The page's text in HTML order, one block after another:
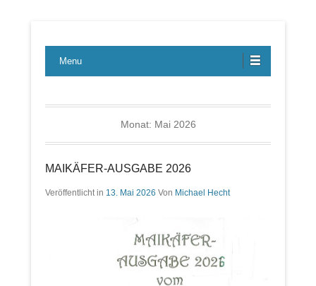
LBE-Express
Menu
Monat: Mai 2026
MAIKÄFER-AUSGABE 2026
Veröffentlicht in 13. Mai 2026 Von Michael Hecht